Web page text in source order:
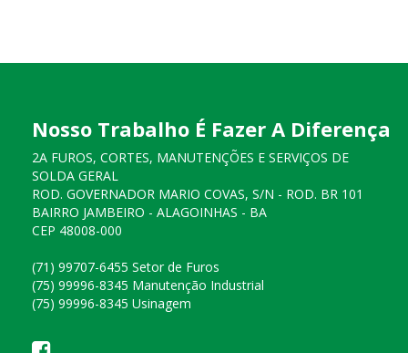
Nosso Trabalho É Fazer A Diferença
2A FUROS, CORTES, MANUTENÇÕES E SERVIÇOS DE
SOLDA GERAL
ROD. GOVERNADOR MARIO COVAS, S/N - ROD. BR 101
BAIRRO JAMBEIRO - ALAGOINHAS - BA
CEP 48008-000
(71) 99707-6455 Setor de Furos
(75) 99996-8345 Manutenção Industrial
(75) 99996-8345 Usinagem